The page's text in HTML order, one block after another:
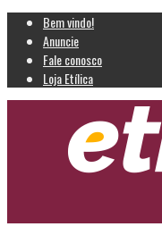
Bem vindo!
Anuncie
Fale conosco
Loja Etílica